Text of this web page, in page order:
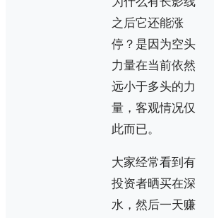
之后它还能涨
停？是因为空头
力量在当前依然
远小于多头的力
量，客观情况仅
此而已。
大家经常看到有
投资者晒买在深
水，然后一天赚